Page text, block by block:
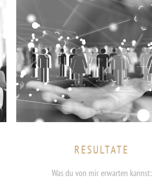
RESULTATE
Was du von mir erwarten kannst: